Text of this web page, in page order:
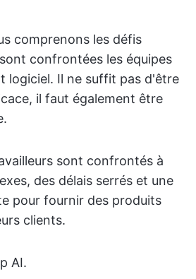
comprenons les défis
confrontées les équipes
logiciel. Il ne suffit pas d'être
il faut également être
sont confrontés à
des délais serrés et une
pour fournir des produits
clients.
AI.